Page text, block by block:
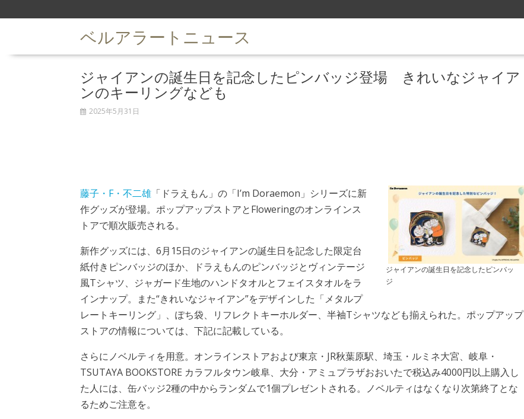
k
ベルアラートニュース
ジャイアンの誕生日を記念したピンバッジ登場 きれいなジャイア
ンのキーリングなども
2025年5月31日
ジャイアンの誕生日を記念したピンバッ
ジ
藤子・F・不二雄「ドラえもん」の「I’m Doraemon」シリーズに新
作グッズが登場。ポップアップストアとFloweringのオンラインス
トアで順次販売される。
新作グッズには、6月15日のジャイアンの誕生日を記念した限定台
紙付きピンバッジのほか、ドラえもんのピンバッジとヴィンテージ
風Tシャツ、ジャガード生地のハンドタオルとフェイスタオルをラ
インナップ。また“きれいなジャイアン”をデザインした「メタルプ
レートキーリング」、ぽち袋、リフレクトキーホルダー、半袖Tシャツなども揃えられた。ポップアップ
ストアの情報については、下記に記載している。
さらにノベルティを用意。オンラインストアおよび東京・JR秋葉原駅、埼玉・ルミネ大宮、岐阜・
TSUTAYA BOOKSTORE カラフルタウン岐阜、大分・アミュプラザおおいたで税込み4000円以上購入し
た人には、缶バッジ2種の中からランダムで1個プレゼントされる。ノベルティはなくなり次第終了とな
るためご注意を。